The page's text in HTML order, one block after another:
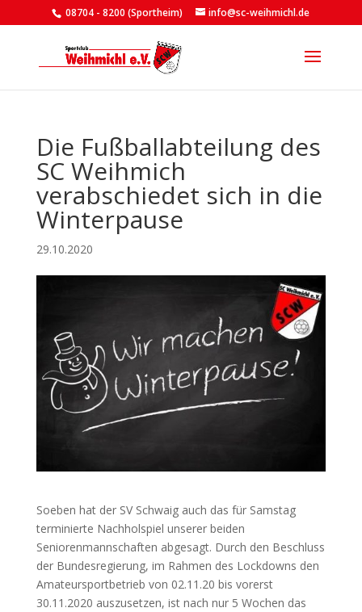
08704 - 8200 (Sportheim) info@sc-weihmichl.de
Die Fußballabteilung des
SC Weihmich
verabschiedet sich in die
Winterpause
29.10.2020
Soeben hat der SV Schwaig auch das für Samstag
terminierte Nachholspiel unserer beiden
Seniorenmannschaften abgesagt. Durch den Beschluss
der Bundesregierung, im Rahmen des Lockdowns den
Amateursportbetrieb von 02.11.20 bis vorerst
30.11.2020 auszusetzen, ist nach nur 5 Wochen das